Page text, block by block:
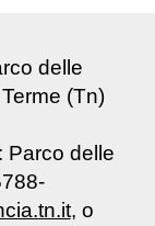
delle
(Tn)
Parco delle
, o